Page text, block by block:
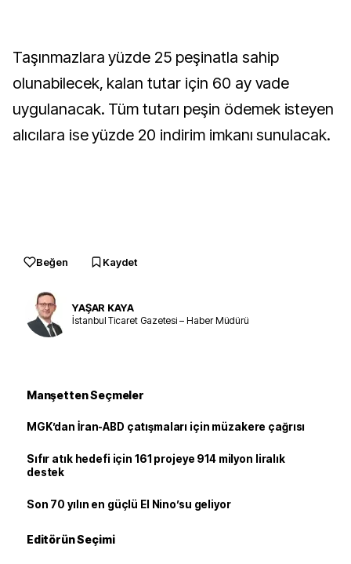
Taşınmazlara yüzde 25 peşinatla sahip
olunabilecek, kalan tutar için 60 ay vade
uygulanacak. Tüm tutarı peşin ödemek isteyen
alıcılara ise yüzde 20 indirim imkanı sunulacak.
Beğen Kaydet
YAŞAR KAYA
İstanbul Ticaret Gazetesi – Haber Müdürü
Manşetten Seçmeler
MGK’dan İran-ABD çatışmaları için müzakere çağrısı
Sıfır atık hedefi için 161 projeye 914 milyon liralık
destek
Son 70 yılın en güçlü El Nino’su geliyor
Editörün Seçimi